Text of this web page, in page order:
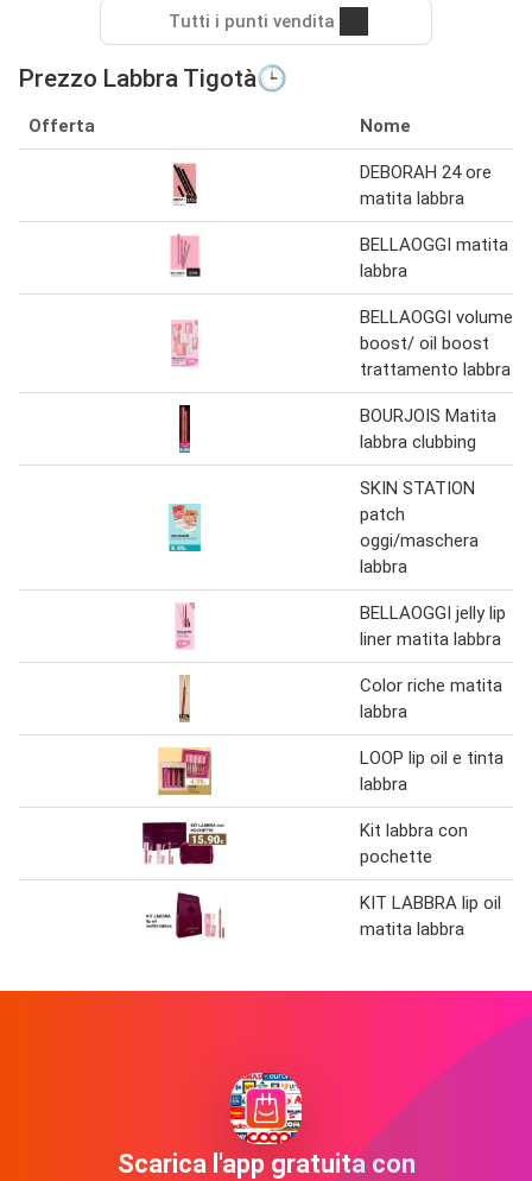
Tutti i punti vendita
Prezzo Labbra Tigotà🕒
Offerta Nome
DEBORAH 24 ore
matita labbra
BELLAOGGI matita
labbra
BELLAOGGI volume
boost/ oil boost
trattamento labbra
BOURJOIS Matita
labbra clubbing
SKIN STATION
patch
oggi/maschera
labbra
BELLAOGGI jelly lip
liner matita labbra
Color riche matita
labbra
LOOP lip oil e tinta
labbra
Kit labbra con
pochette
KIT LABBRA lip oil
matita labbra
Scarica l'app gratuita con